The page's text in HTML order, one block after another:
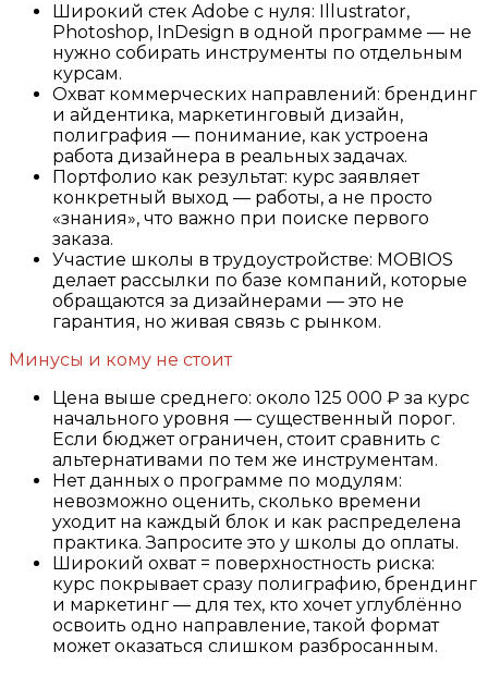
Широкий стек Adobe с нуля: Illustrator,
Photoshop, InDesign в одной программе — не
нужно собирать инструменты по отдельным
курсам.
Охват коммерческих направлений: брендинг
и айдентика, маркетинговый дизайн,
полиграфия — понимание, как устроена
работа дизайнера в реальных задачах.
Портфолио как результат: курс заявляет
конкретный выход — работы, а не просто
«знания», что важно при поиске первого
заказа.
Участие школы в трудоустройстве: MOBIOS
делает рассылки по базе компаний, которые
обращаются за дизайнерами — это не
гарантия, но живая связь с рынком.
Минусы и кому не стоит
Цена выше среднего: около 125 000 ₽ за курс
начального уровня — существенный порог.
Если бюджет ограничен, стоит сравнить с
альтернативами по тем же инструментам.
Нет данных о программе по модулям:
невозможно оценить, сколько времени
уходит на каждый блок и как распределена
практика. Запросите это у школы до оплаты.
Широкий охват = поверхностность риска:
курс покрывает сразу полиграфию, брендинг
и маркетинг — для тех, кто хочет углублённо
освоить одно направление, такой формат
может оказаться слишком разбросанным.